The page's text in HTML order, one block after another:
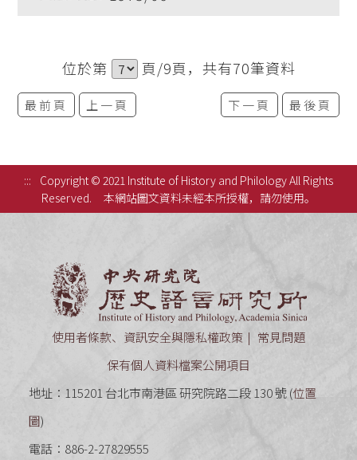
位於第 頁/9頁，共有70筆資料
最前頁 上一頁 下一頁 最後頁
:::
Copyright © 2021 Institute of History and Philology All Rights
Reserved.
本網站圖文資料未經本所授權，請勿使用。
使用者條款、資訊安全與隱私權政策
常見問題
保有個人資料檔案公開項目
地址：115201 台北市南港區 研究院路二段 130 號 (位置
圖)
電話：886-2-27829555